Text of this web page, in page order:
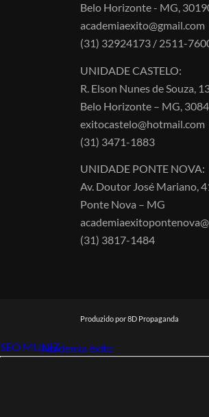
Belo Horizonte - MG,
academiaexito@gmail.com
(31) 32924173 / 2511-
UNIDADE CASTELO:
R. Elson Nunes de Souza,
Belo Horizonte – MG,
exitocastelo@hotmail.com
(31) 3471-1883
UNIDADE PONTE NOVA:
Av. Doutor José Mariano,
Ponte Nova – MG
(31) 3817-1484
Produzido por 8D Propaganda
SEO MUNIZ
Link112Academia êxito